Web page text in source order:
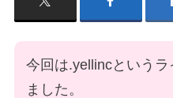
今回は.yellincという
ました。